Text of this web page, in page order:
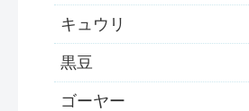
キュウリ
黒豆
ゴーヤー